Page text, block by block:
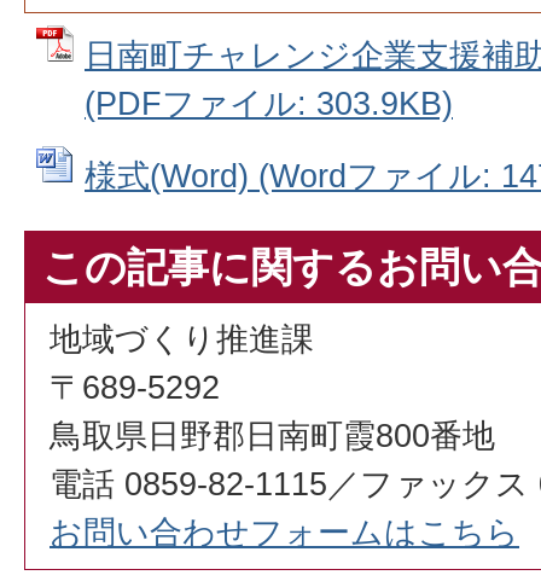
日南町チャレンジ企業支援補
(PDFファイル: 303.9KB)
様式(Word) (Wordファイル:
この記事に関するお問い
地域づくり推進課
〒689-5292
鳥取県日野郡日南町霞800番地
電話 0859-82-1115／ファックス
お問い合わせフォームはこちら